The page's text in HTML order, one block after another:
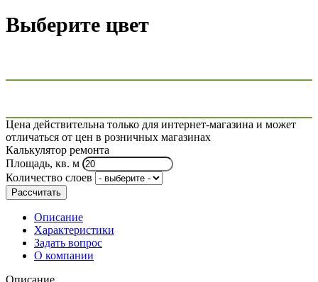
Выберите цвет
Цена действительна только для интернет-магазина и может
отличаться от цен в розничных магазинах
Калькулятор ремонта
Площадь, кв. м
Количество слоев
Рассчитать
Описание
Характеристики
Задать вопрос
О компании